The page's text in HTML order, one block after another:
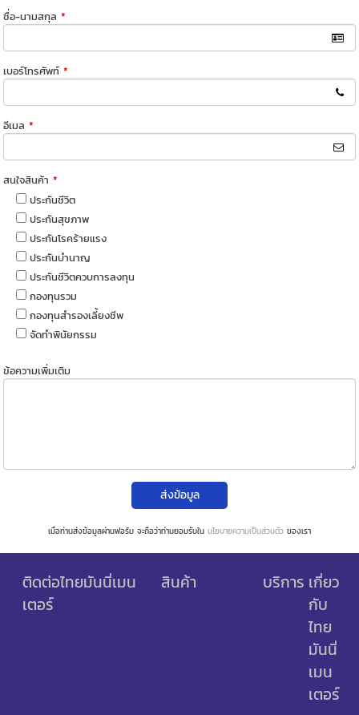
ชื่อ-นามสกุล *
เบอร์โทรศัพท์ *
อีเมล *
สนใจสินค้า *
ประกันชีวิต
ประกันสุขภาพ
ประกันโรคร้ายแรง
ประกันบำนาญ
ประกันชีวิตควบการลงทุน
กองทุนรวม
กองทุนสำรองเลี้ยงชีพ
จัดทำพินัยกรรม
ข้อความเพิ่มเติม
ส่งข้อมูล
เมื่อท่านส่งข้อมูลผ่านฟอร์ม จะถือว่าท่านยอมรับใน นโยบายความเป็นส่วนตัว ของเรา
ติดต่อไทยมันนี่เมน
เตอร์
สินค้า บริการ เกี่ยว
กับ
ไทย
มันนี่
เมน
เตอร์